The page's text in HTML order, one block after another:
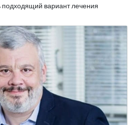
вариант лечения